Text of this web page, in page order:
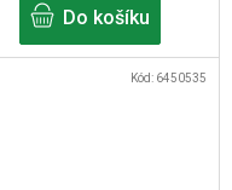
Do košíku
Kód: 6450535